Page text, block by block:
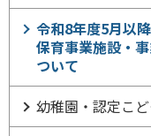
令和8年度5月以
保育事業施設・
ついて
幼稚園・認定こ